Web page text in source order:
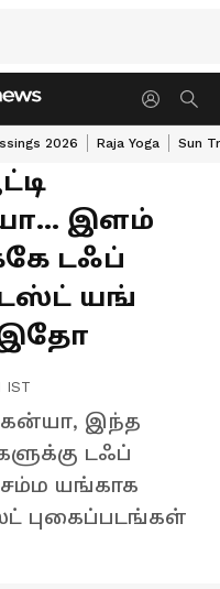
2026 Raja Yoga Sun
இளம்
டஃப்
யங்
இதோ
IST
இந்த
டஃப்
யங்காக
புகைப்படங்கள்